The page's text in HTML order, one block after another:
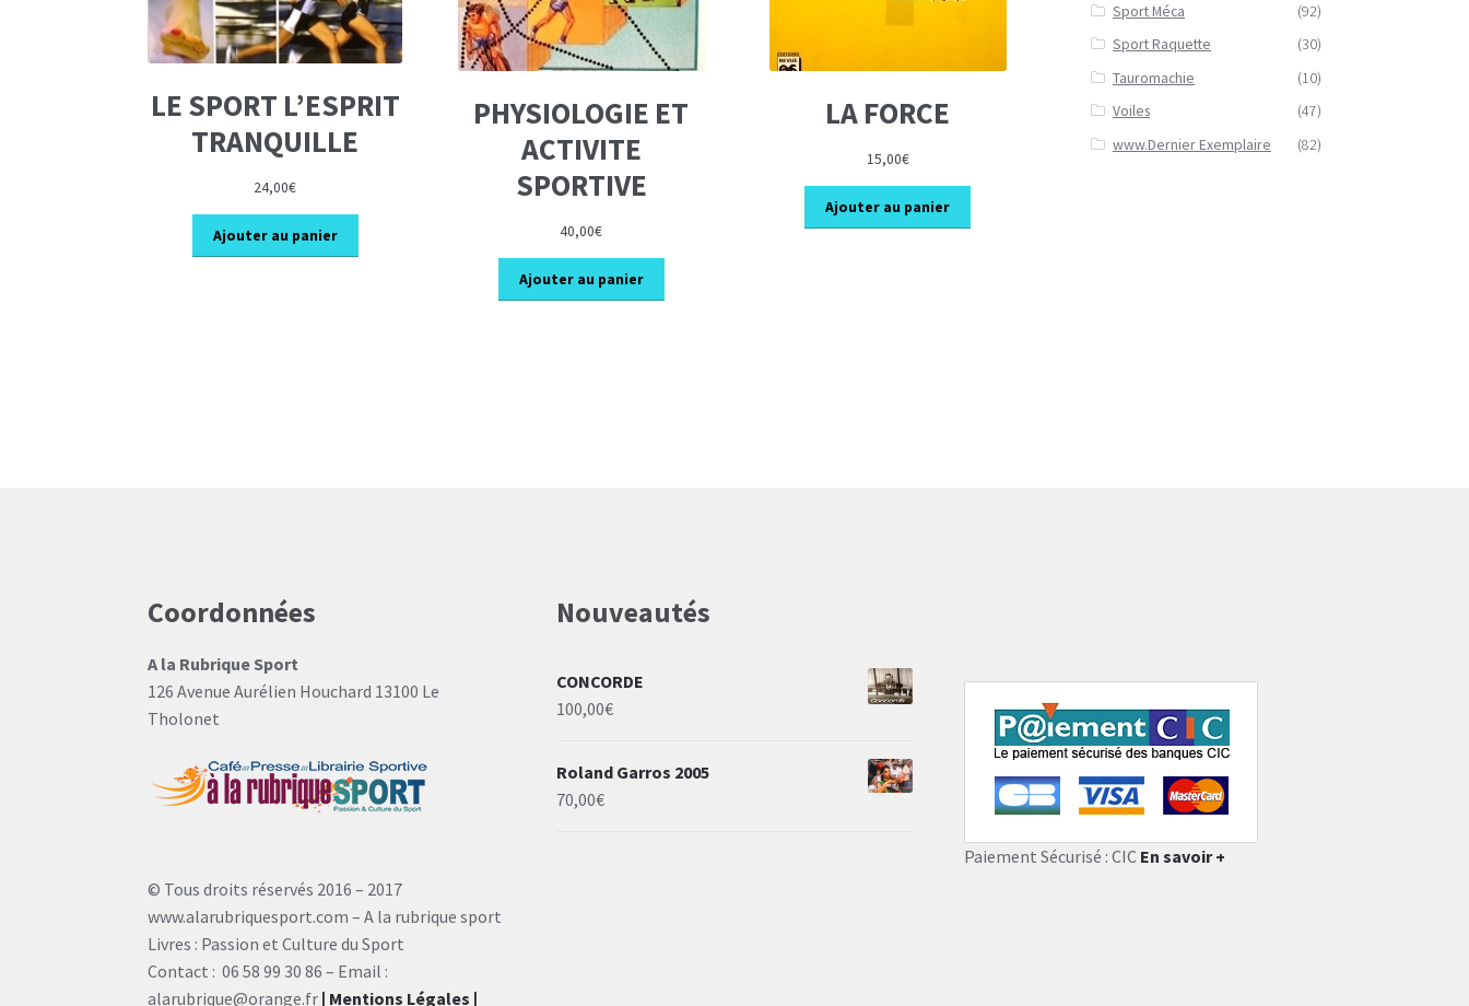
LE SPORT L’ESPRIT
TRANQUILLE
24,00€
Ajouter au panier
PHYSIOLOGIE ET
ACTIVITE
SPORTIVE
40,00€
Ajouter au panier
LA FORCE
15,00€
Ajouter au panier
Sport Méca
(92)
Sport Raquette
(30)
Tauromachie
(10)
Voiles
(47)
www.Dernier Exemplaire
(82)
Coordonnées
A la Rubrique Sport
126 Avenue Aurélien Houchard 13100 Le
Tholonet
© Tous droits réservés 2016 – 2017
www.alarubriquesport.com – A la rubrique sport
Livres : Passion et Culture du Sport
Contact : 06 58 99 30 86 – Email :
alarubrique@orange.fr | Mentions Légales |
Nouveautés
CONCORDE
100,00€
Roland Garros 2005
70,00€
Paiement Sécurisé : CIC En savoir +